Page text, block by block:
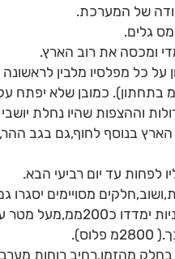
של המערכת.
גלים.
ומכסה את רוב הארץ.
על כל מפלסיו מלבין
הארץ בנוסף לחוף,גם בגב
לפחות עד יום רביעי הבא.
מסויימים יסגרו
מהזמן,רחיב רוחות